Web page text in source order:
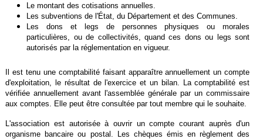
Le montant des cotisations annuelles.
Les subventions de l'État, du Département et des Communes.
Les dons et legs de personnes physiques ou morales
particulières, ou de collectivités, quand ces dons ou legs sont
autorisés par la réglementation en vigueur.
Il est tenu une comptabilité faisant apparaître annuellement un compte
d'exploitation, le résultat de l'exercice et un bilan. La comptabilité est
vérifiée annuellement avant l'assemblée générale par un commissaire
aux comptes. Elle peut être consultée par tout membre qui le souhaite.
L'association est autorisée à ouvrir un compte courant auprès d'un
organisme bancaire ou postal. Les chèques émis en règlement des